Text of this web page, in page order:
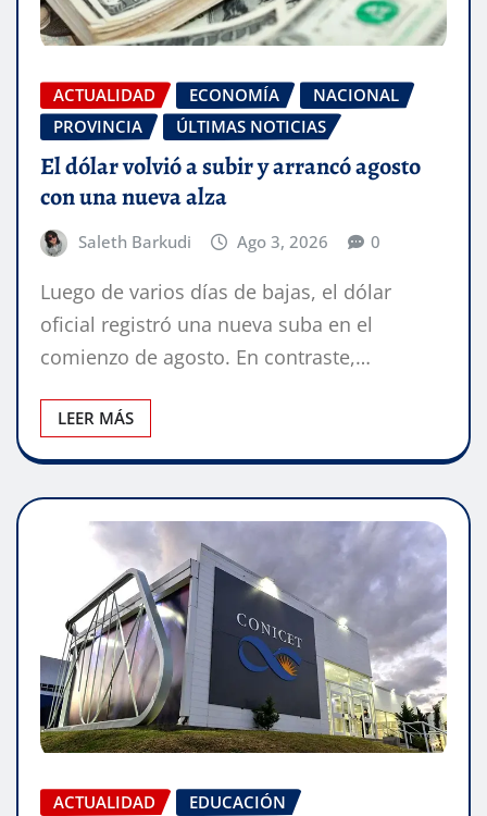
ACTUALIDAD ECONOMÍA
NACIONAL
PROVINCIA
ÚLTIMAS NOTICIAS
El dólar volvió a subir y arrancó agosto
con una nueva alza
Saleth Barkudi Ago 3, 2026 0
Luego de varios días de bajas, el dólar
oficial registró una nueva suba en el
comienzo de agosto. En contraste,…
LEER MÁS
ACTUALIDAD
EDUCACIÓN